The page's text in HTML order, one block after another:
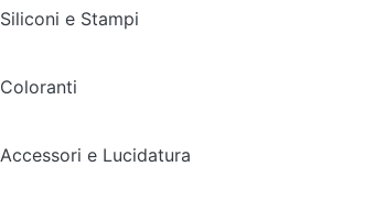
Siliconi e Stampi
Coloranti
Accessori e Lucidatura